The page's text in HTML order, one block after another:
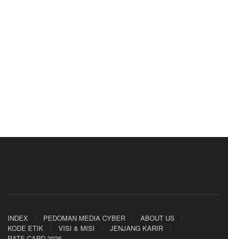
INDEX PEDOMAN MEDIA CYBER
ABOUT US
KODE ETIK
VISI & MISI
JENJANG KARIR